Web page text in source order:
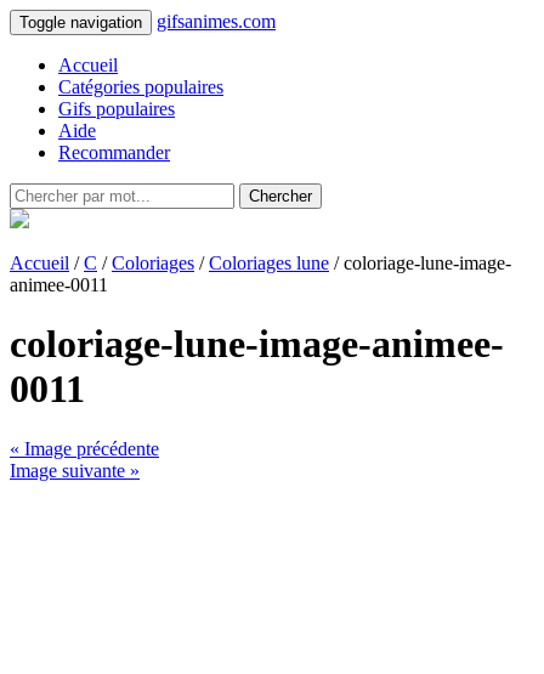
Toggle navigation gifsanimes.com
Accueil
Catégories populaires
Gifs populaires
Aide
Recommander
Chercher
Accueil /C /Coloriages /Coloriages lune / coloriage-lune-image-
animee-0011
coloriage-lune-image-animee-
0011
« Image précédente
Image suivante »